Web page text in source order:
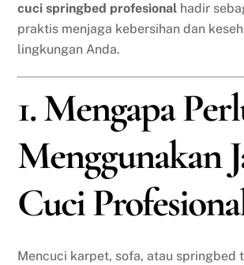
cuci springbed profesional hadir
praktis menjaga kebersihan dan
lingkungan Anda.
1. Mengapa
Menggunakan
Cuci
Mencuci karpet, sofa, atau springbed